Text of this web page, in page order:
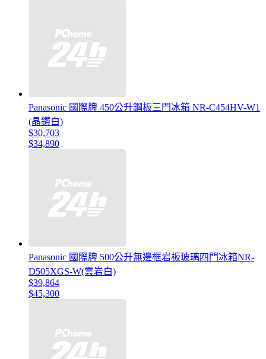
Panasonic 國際牌 450公升鋼板三門冰箱 NR-C454HV-W1
(晶鑽白)
$30,703
$34,890
Panasonic 國際牌 500公升無邊框岩板玻璃四門冰箱NR-
D505XGS-W(雲岩白)
$39,864
$45,300